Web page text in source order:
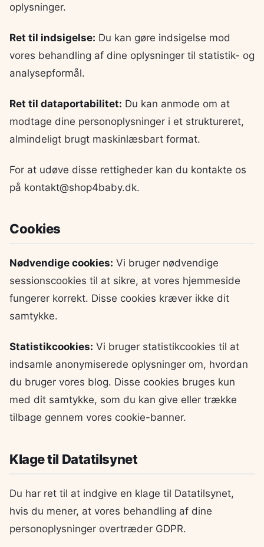
oplysninger.
Ret til indsigelse: Du kan gøre indsigelse mod
vores behandling af dine oplysninger til statistik- og
analysepformål.
Ret til dataportabilitet: Du kan anmode om at
modtage dine personoplysninger i et struktureret,
almindeligt brugt maskinlæsbart format.
For at udøve disse rettigheder kan du kontakte os
på kontakt@shop4baby.dk.
Cookies
Nødvendige cookies: Vi bruger nødvendige
sessionscookies til at sikre, at vores hjemmeside
fungerer korrekt. Disse cookies kræver ikke dit
samtykke.
Statistikcookies: Vi bruger statistikcookies til at
indsamle anonymiserede oplysninger om, hvordan
du bruger vores blog. Disse cookies bruges kun
med dit samtykke, som du kan give eller trække
tilbage gennem vores cookie-banner.
Klage til Datatilsynet
Du har ret til at indgive en klage til Datatilsynet,
hvis du mener, at vores behandling af dine
personoplysninger overtræder GDPR.